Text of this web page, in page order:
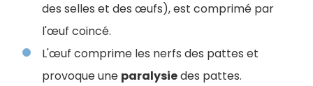
des selles et des œufs), est comprimé par
l'œuf coincé.
L'œuf comprime les nerfs des pattes et
provoque une paralysiedes pattes.